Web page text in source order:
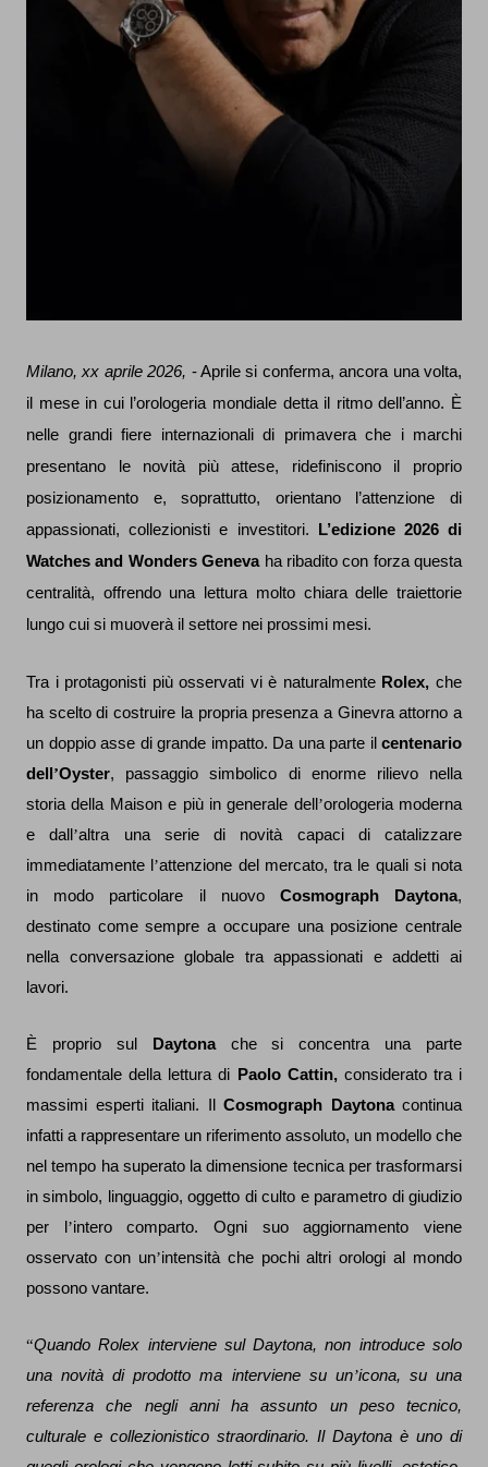
Milano, xx aprile 2026, - Aprile si conferma, ancora una volta,
il mese in cui l’orologeria mondiale detta il ritmo dell’anno. È
nelle grandi fiere internazionali di primavera che i marchi
presentano le novità più attese, ridefiniscono il proprio
posizionamento e, soprattutto, orientano l’attenzione di
appassionati, collezionisti e investitori.
L’edizione 2026 di
Watches and Wonders Genevaha ribadito con forza questa
centralità, offrendo una lettura molto chiara delle traiettorie
lungo cui si muoverà il settore nei prossimi mesi.
Tra i protagonisti più osservati vi è naturalmente Rolex,che
ha scelto di costruire la propria presenza a Ginevra attorno a
un doppio asse di grande impatto. Da una parte il centenario
dell ’Oyster, passaggio simbolico di enorme rilievo nella
storia della Maison e più in generale dell ’orologeria moderna
e dall ’altra una serie di novità capaci di catalizzare
immediatamente l ’attenzione del mercato, tra le quali si nota
in modo particolare il nuovo Cosmograph Daytona,
destinato come sempre a occupare una posizione centrale
nella conversazione globale tra appassionati e addetti ai
lavori.
È proprio sul Daytonache si concentra una parte
fondamentale della lettura di
Paolo Cattin,considerato tra i
massimi esperti italiani. Il Cosmograph Daytona continua
infatti a rappresentare un riferimento assoluto, un modello che
nel tempo ha superato la dimensione tecnica per trasformarsi
in simbolo, linguaggio, oggetto di culto e parametro di giudizio
per l ’intero comparto. Ogni suo aggiornamento viene
osservato con un’intensità che pochi altri orologi al mondo
possono vantare.
“Quando Rolex interviene sul Daytona, non introduce solo
una novità di prodotto ma interviene su un’icona, su una
referenza che negli anni ha assunto un peso tecnico,
culturale e collezionistico straordinario. Il Daytona è uno di